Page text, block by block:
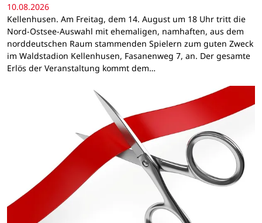
10.08.2026
Kellenhusen. Am Freitag, dem 14. August um 18 Uhr tritt die
Nord-Ostsee-Auswahl mit ehemaligen, namhaften, aus dem
norddeutschen Raum stammenden Spielern zum guten Zweck
im Waldstadion Kellenhusen, Fasanenweg 7, an. Der gesamte
Erlös der Veranstaltung kommt dem…